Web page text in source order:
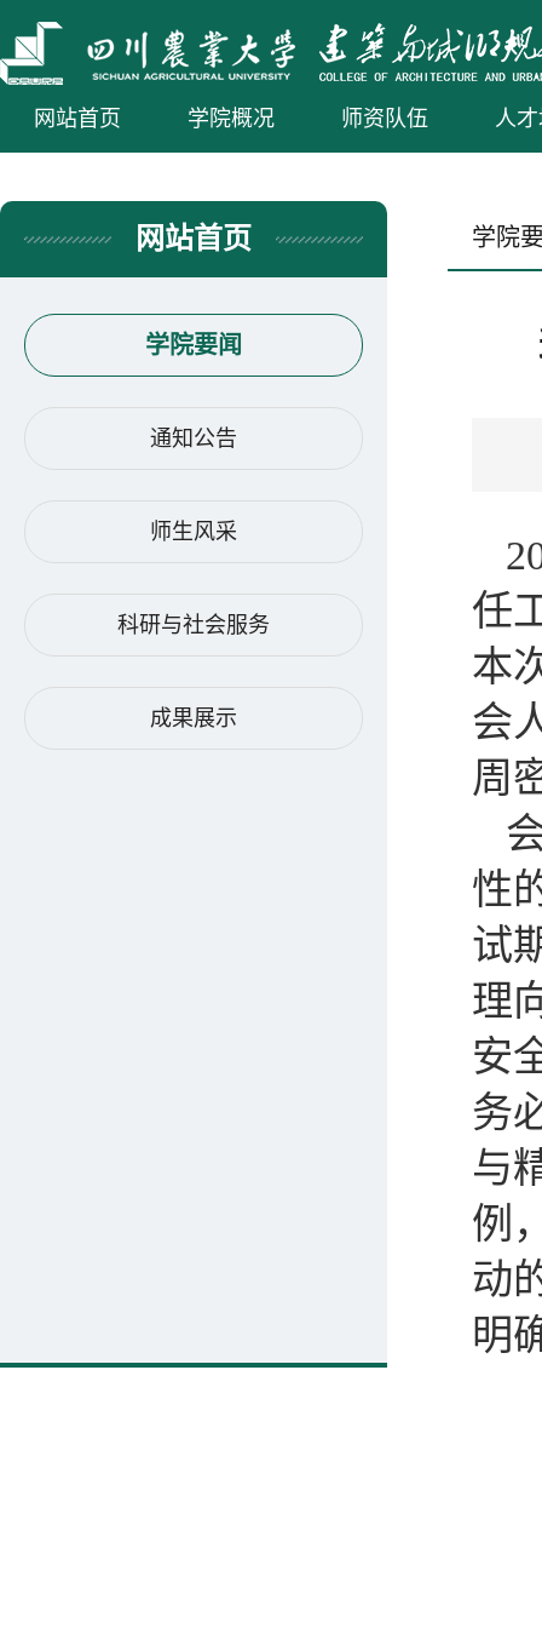
网站首页 学院概况 师资队伍 人
网站首页
学院要闻
通知公告
师生风采
科研与社会服务
成果展示
学院
任
本
会
周
性
试
理
安
务
与
例
动
明